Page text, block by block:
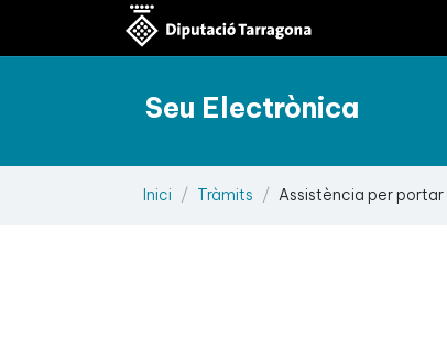
Seu Electrònica
Inici Tràmits Assistència per